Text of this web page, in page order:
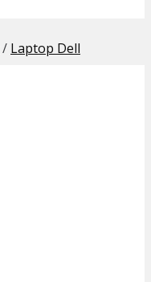
/ Laptop Dell